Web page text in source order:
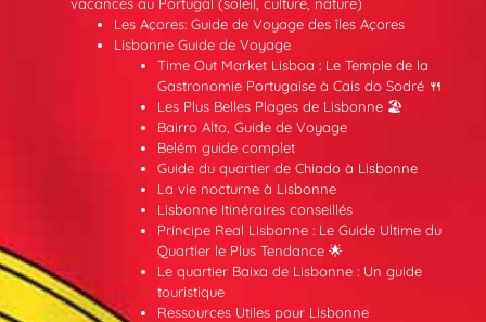
Les Açores: Guide de Voyage des îles Açores
Lisbonne Guide de Voyage
Time Out Market Lisboa : Le Temple de la
Gastronomie Portugaise à Cais do Sodré 🍴
Les Plus Belles Plages de Lisbonne 🏖️
Bairro Alto, Guide de Voyage
Belém guide complet
Guide du quartier de Chiado à Lisbonne
La vie nocturne à Lisbonne
Lisbonne Itinéraires conseillés
Príncipe Real Lisbonne : Le Guide Ultime du
Quartier le Plus Tendance 🌟
Le quartier Baixa de Lisbonne : Un guide
touristique
Ressources Utiles pour Lisbonne